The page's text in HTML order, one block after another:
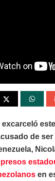
de ser
presos
en